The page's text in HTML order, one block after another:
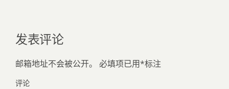
发表评论
邮箱地址不会被公开。 必填项已用*标注
评论